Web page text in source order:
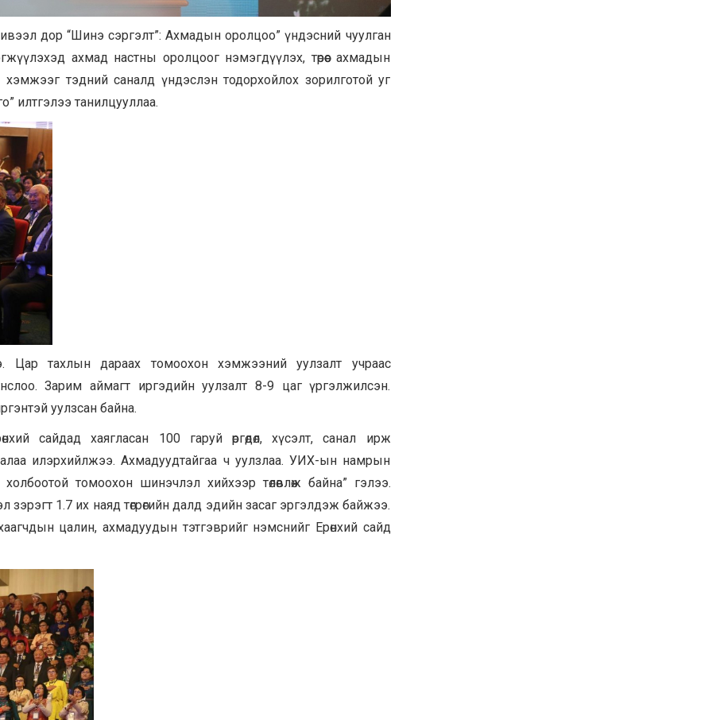
дор “Шинэ сэргэлт”: Ахмадын оролцоо” үндэсний чуулган
ахмад настны оролцоог нэмэгдүүлэх, төрөөс ахмадын
тэдний саналд үндэслэн тодорхойлох зорилготой уг
илтгэлээ танилцууллаа.
Цар тахлын дараах томоохон хэмжээний уулзалт учраас
Зарим аймагт иргэдийн уулзалт 8-9 цаг үргэлжилсэн.
уулзсан байна.
сайдад хаягласан 100 гаруй өргөдөл, хүсэлт, санал ирж
илэрхийлжээ. Ахмадуудтайгаа ч уулзлаа. УИХ-ын намрын
томоохон шинэчлэл хийхээр төлөвлөж байна” гэлээ.
зэрэгт 1.7 их наяд төгрөгийн далд эдийн засаг эргэлдэж байжээ.
хаагчдын цалин, ахмадуудын тэтгэврийг нэмснийг Ерөнхий сайд